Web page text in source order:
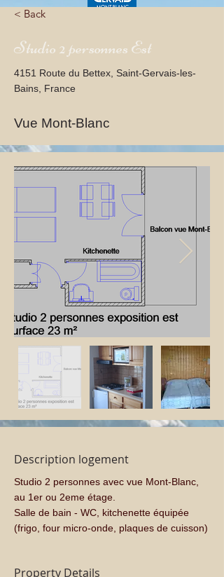
< Back
Studio 2 personnes Est
4151 Route du Bettex, Saint-Gervais-les-
Bains, France
Vue Mont-Blanc
Description logement
Studio 2 personnes avec vue Mont-Blanc,
au 1er ou 2eme étage.
Salle de bain - WC, kitchenette équipée
(frigo, four micro-onde, plaques de cuisson)
Property Details